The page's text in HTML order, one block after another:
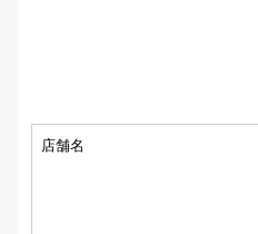
店舗名